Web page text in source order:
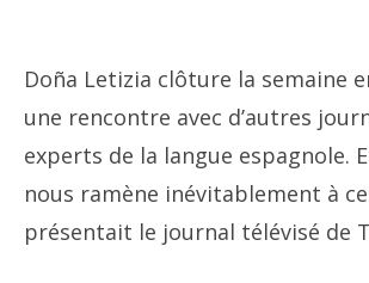
Doña Letizia clôture la semaine
une rencontre avec d’autres
experts de la langue espagnole.
nous ramène inévitablement à
présentait le journal télévisé de